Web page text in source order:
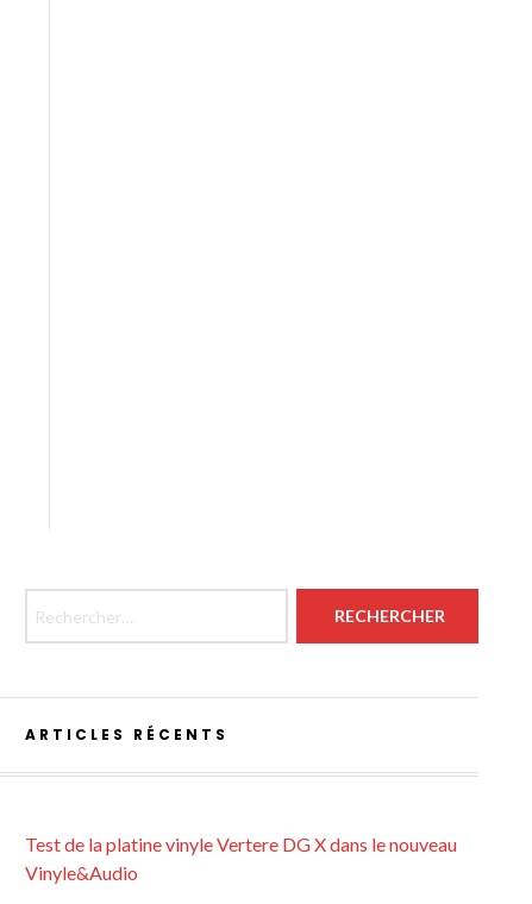
ARTICLES RÉCENTS
Test de la platine vinyle Vertere DG X dans le nouveau
Vinyle&Audio